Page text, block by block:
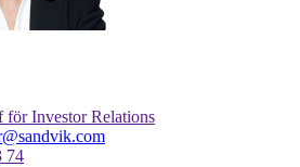
för Investor Relations
74